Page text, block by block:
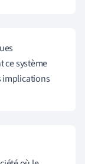
ce système
implications